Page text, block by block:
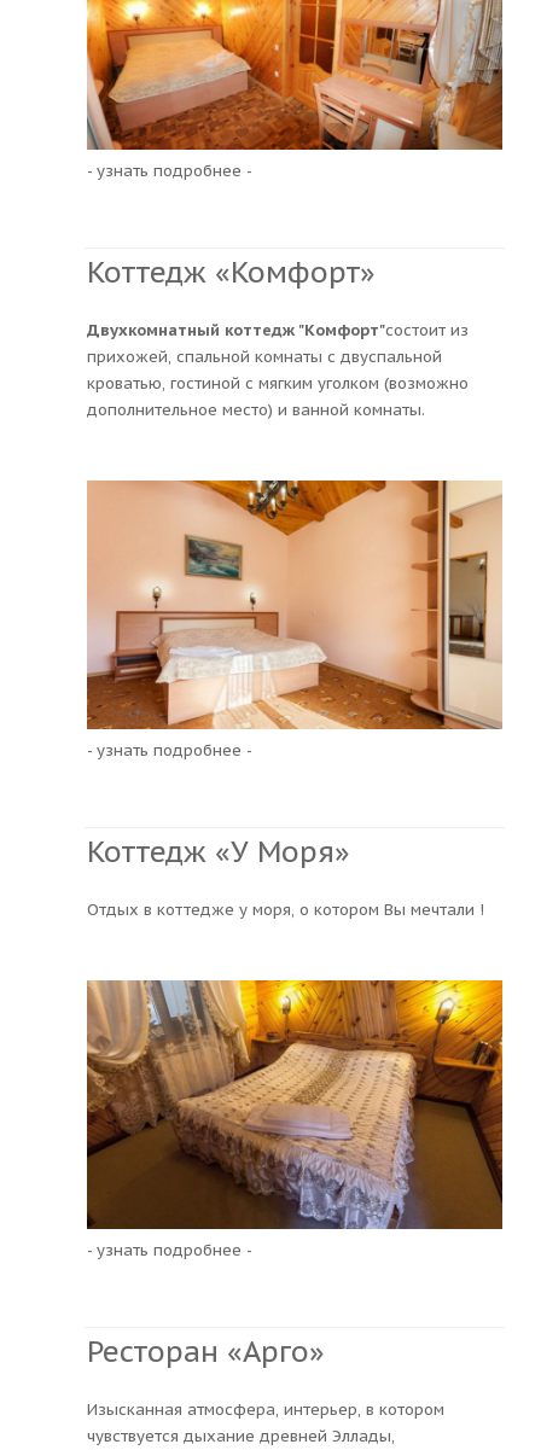
- узнать подробнее -
Коттедж «Комфорт»
Двухкомнатный коттедж "Комфорт"состоит из
прихожей, спальной комнаты с двуспальной
кроватью, гостиной с мягким уголком (возможно
дополнительное место) и ванной комнаты.
- узнать подробнее -
Коттедж «У Моря»
Отдых в коттедже у моря, о котором Вы мечтали !
- узнать подробнее -
Ресторан «Арго»
Изысканная атмосфера, интерьер, в котором
чувствуется дыхание древней Эллады,